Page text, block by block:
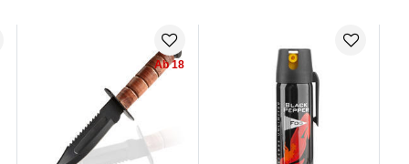
Ab 18